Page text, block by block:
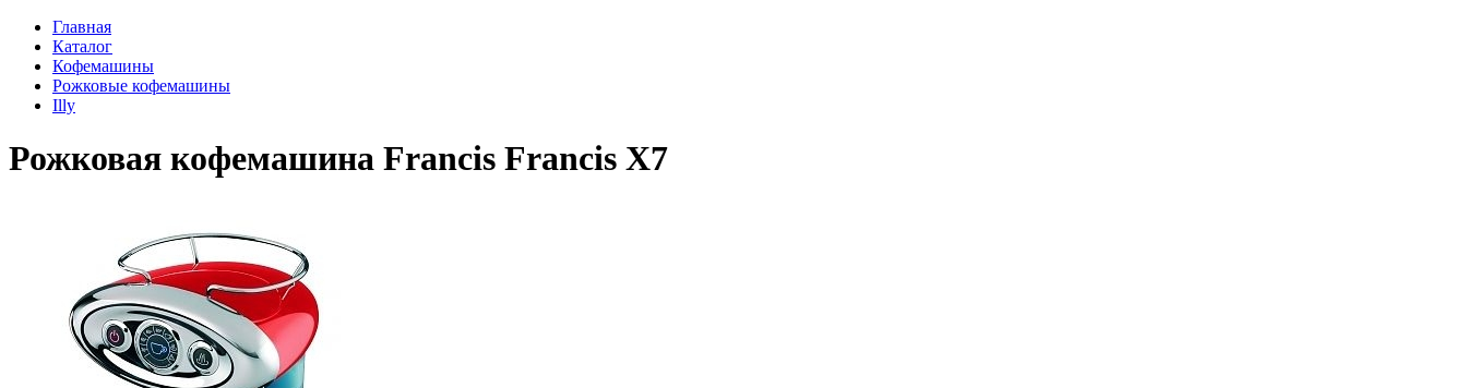
Главная
Каталог
Кофемашины
Рожковые кофемашины
Illy
Рожковая кофемашина Francis Francis X7